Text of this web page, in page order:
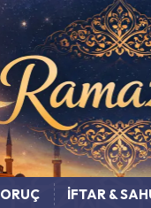
ORUÇ İFTAR &